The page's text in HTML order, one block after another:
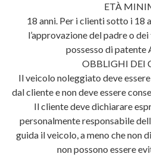
ETÀ
18 anni. Per i clienti sotto i 18
l’approvazione del padre o
possesso di patente
OBBLIGHI DEI
Il veicolo noleggiato deve
dal cliente e non deve essere
Il cliente deve dichiarare
personalmente responsabile
guida il veicolo, a meno che non
non possono essere